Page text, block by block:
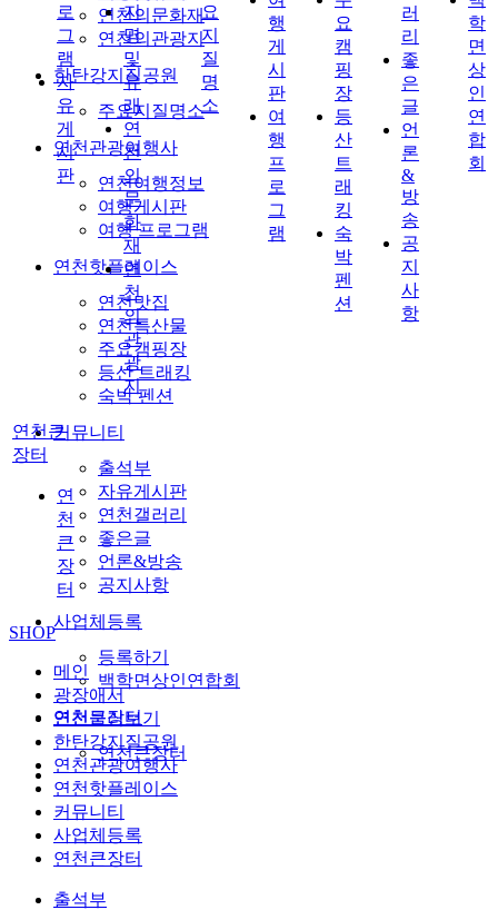
연천의문화재
연천의관광지
한탄강지질공원
주요지질명소
연천관광여행사
연천여행정보
여행게시판
여행 프로그램
연천핫플레이스
연천맛집
연천특산물
주요캠핑장
등산 트래킹
숙박 펜션
커뮤니티
출석부
자유게시판
연천갤러리
좋은글
언론&방송
공지사항
사업체등록
등록하기
백학면상인연합회
연천큰장터
연천큰장터
로
그
램
자
유
게
시
판
지
명
및
유
래
연
천
의
문
화
재
연
천
의
관
광
지
요
지
질
명
소
행
게
시
판
여
행
프
로
그
램
요
캠
핑
장
등
산
트
래
킹
숙
박
펜
션
러
리
좋
은
글
언
론
&
방
송
공
지
사
항
학
면
상
인
연
합
회
연천큰
장터
연
천
큰
장
터
SHOP
메인
광장애서
연천둘러보기
한탄강지질공원
연천관광여행사
연천핫플레이스
커뮤니티
사업체등록
연천큰장터
출석부